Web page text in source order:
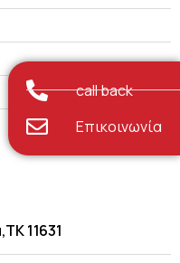
11631
call back
Επικοινωνία